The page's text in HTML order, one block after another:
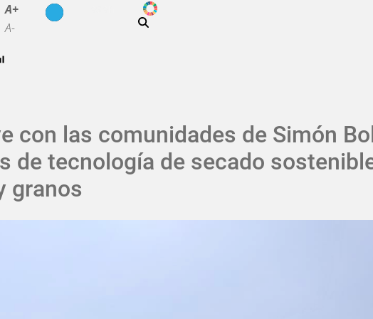
A+
A-
ODS
con las comunidades de Simón
de tecnología de secado
granos